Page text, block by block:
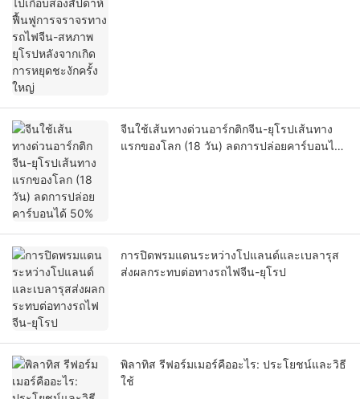
จีนใช้เส้นทางด่วนอาร์กติกจีน-ยุโรปเส้นทาง
แรกของโลก (18 วัน) ลดการปล่อยคาร์บอนได้
การปิดพรมแดนระหว่างโปแลนด์และเบลารุส
ส่งผลกระทบต่อทางรถไฟจีน-ยุโรป
พิลาทิส รีฟอร์มเมอร์คืออะไร: ประโยชน์และวิธี
ใช้